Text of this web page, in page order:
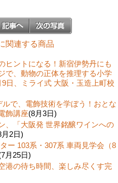
関連する商品
ヒントになる！新宿伊勢丹にも
で、動物の正体を推理する小学
日、ミライ式 大阪・玉造上町校
で、電飾技術を学ぼう！おとな
飾講座(8月3日)
、「大阪発 世界銘醸ワインへの
月2日)
ー 103系・307系 車両見学会（8
月25日)
港の待ち時間、楽しみ尽くす完